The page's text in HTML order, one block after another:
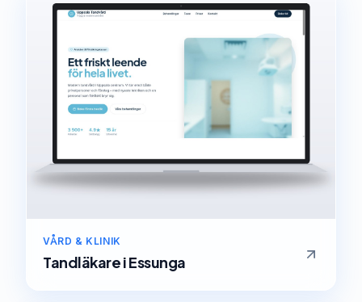
VÅRD & KLINIK
TandläkareiEssunga